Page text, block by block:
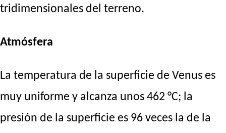
tridimensionales del terreno.
Atmósfera
La temperatura de la superficie de Venus es
muy uniforme y alcanza unos 462 °C; la
presión de la superficie es 96 veces la de la